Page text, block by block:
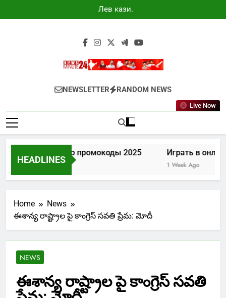
to
Лев казино
промокоды
Newsminute24
Get All Updated Telugu News
NEWSLETTER RANDOM NEWS
Live Now
HEADLINES
Лев казино промокоды 2025
6 Days Ago
Играть в
1 Week Ago
Home
News
ఈశాన్య రాష్ట్రాల పై కాంగ్రెస్ సవతి ప్రేమ: మోదీ
NEWS
ఈశాన్య రాష్ట్రాల పై కాంగ్రెస్ సవతి